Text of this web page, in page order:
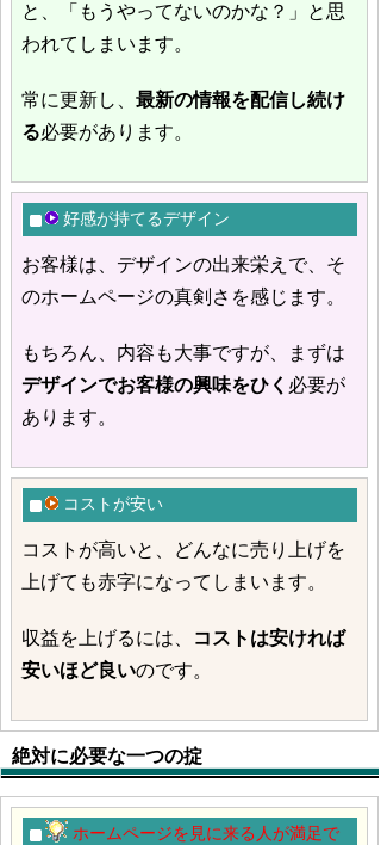
と、「もうやってないのかな？」と思
われてしまいます。
常に更新し、 最新の情報を配信し続け
る必要があります。
好感が持てるデザイン
お客様は、デザインの出来栄えで、そ
のホームページの真剣さを感じます。
もちろん、内容も大事ですが、まずは
デザインでお客様の興味をひく 必要が
あります。
コストが安い
コストが高いと、どんなに売り上げを
上げても赤字になってしまいます。
収益を上げるには、
コストは安ければ
安いほど良いのです。
絶対に必要な一つの掟
ホームページを見に来る人が満足で